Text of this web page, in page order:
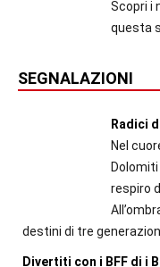
Scopri i
questa
SEGNALAZIONI
Radici
Nel
respiro
destini di tre generazioni,
Divertiti con i BFF di i